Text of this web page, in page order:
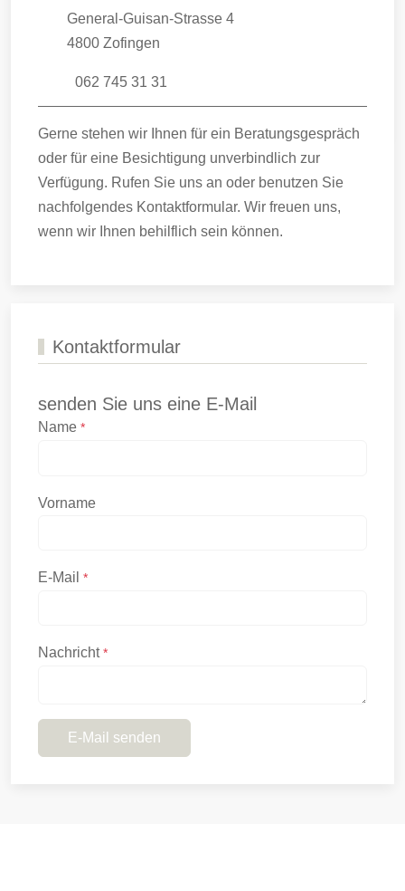
General-Guisan-Strasse 4
4800 Zofingen
062 745 31 31
Gerne stehen wir Ihnen für ein Beratungsgespräch
oder für eine Besichtigung unverbindlich zur
Verfügung. Rufen Sie uns an oder benutzen Sie
nachfolgendes Kontaktformular. Wir freuen uns,
wenn wir Ihnen behilflich sein können.
Kontaktformular
senden Sie uns eine E-Mail
Name *
Vorname
E-Mail *
Nachricht*
E-Mail senden